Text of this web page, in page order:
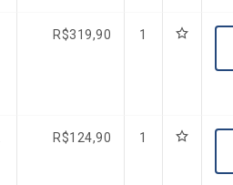
R$319,90 1
R$124,90 1